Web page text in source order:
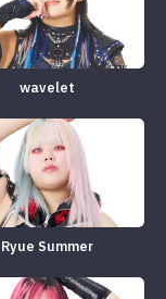
wavelet
Ryue Summer